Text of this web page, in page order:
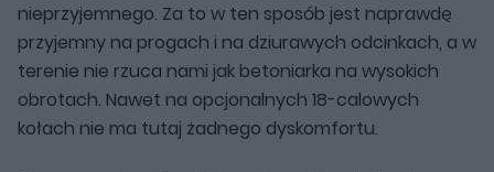
nieprzyjemnego. Za to w ten sposób jest naprawdę
przyjemny na progach i na dziurawych odcinkach, a w
terenie nie rzuca nami jak betoniarka na wysokich
obrotach. Nawet na opcjonalnych 18-calowych
kołach nie ma tutaj żadnego dyskomfortu.